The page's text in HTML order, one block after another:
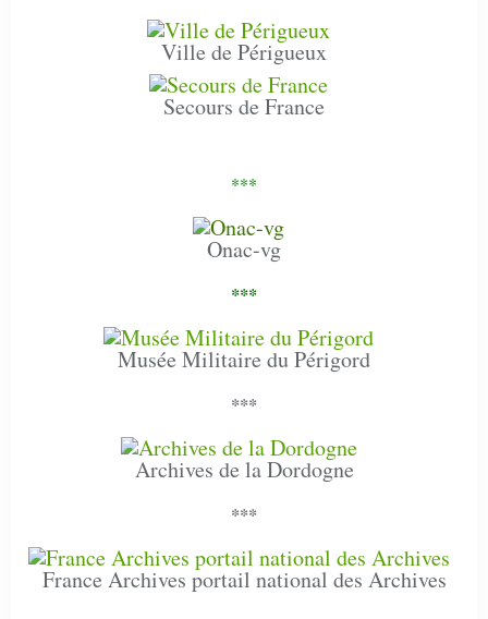
Ville de Périgueux
Secours de France
***
Onac-vg
***
Musée Militaire du Périgord
***
Archives de la Dordogne
***
France Archives portail national des Archives